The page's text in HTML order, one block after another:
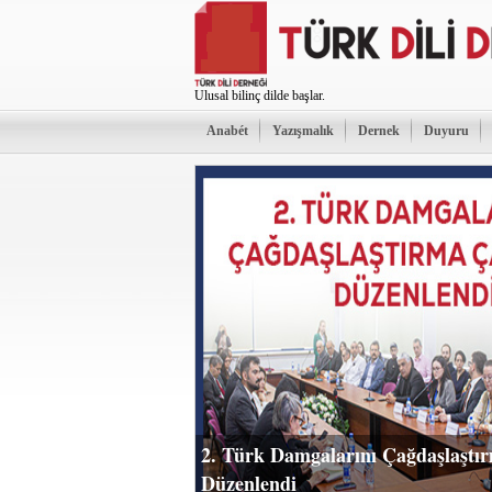
Ulusal bilinç dilde başlar.
Anabét Yazışmalık Dernek Duyuru
2. Türk Damgalarını
Düzenlendi